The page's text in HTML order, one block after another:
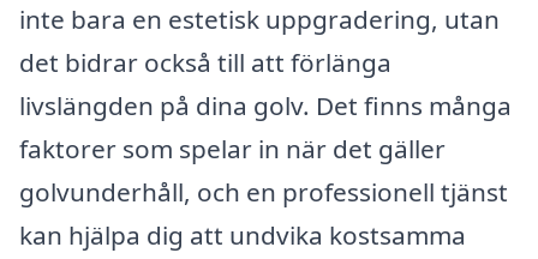
inte bara en estetisk uppgradering, utan
det bidrar också till att förlänga
livslängden på dina golv. Det finns många
faktorer som spelar in när det gäller
golvunderhåll, och en professionell tjänst
kan hjälpa dig att undvika kostsamma